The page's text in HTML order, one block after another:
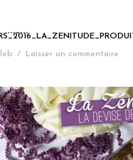
/ Laisser un commentaire